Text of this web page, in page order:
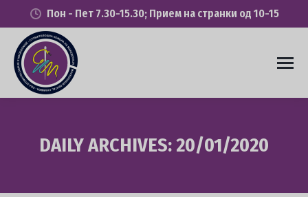
Пон - Пет 7.30-15.30; Прием на странки од 10-15
DAILY ARCHIVES:20/01/2020